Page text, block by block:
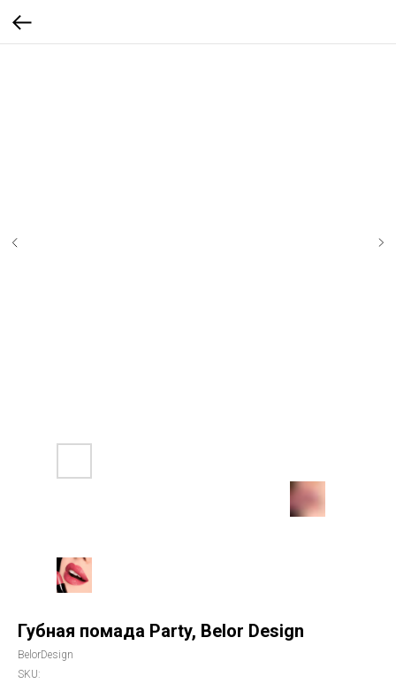
Губная помада Party, Belor Design
BelorDesign
SKU: